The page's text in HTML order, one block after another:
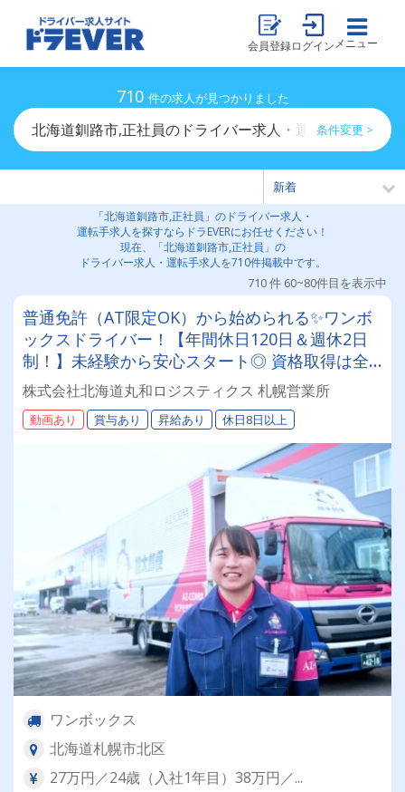
会員登録ログイン メニュー
710 件の求人が見つかりました
北海道釧路市,正社員のドライバー求人・運転手求人一覧
条件変更 >
「北海道釧路市,正社員」のドライバー求人・
運転手求人を探すならドラEVERにお任せください！
現在、「北海道釧路市,正社員」の
ドライバー求人・運転手求人を710件掲載中です。
710 件 60~80件目を表示中
普通免許（AT限定OK）から始められる✨ワンボ
ックスドライバー！【年間休日120日＆週休2日
制！】未経験から安心スタート◎ 資格取得は全
額会社負担！安定基盤で働くドライバー募集！
年齢・性別問わず活躍できるお仕事です✨
株式会社北海道丸和ロジスティクス 札幌営業所
動画あり 賞与あり 昇給あり 休日8日以上
ワンボックス
北海道札幌市北区
27万円／24歳（入社1年目）38万円／...